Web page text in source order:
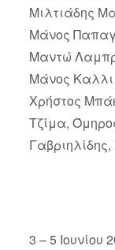
Μιλτιάδης
Μάνος
Μαντώ
Μάνος
Χρήστος
Τζίμα,
3 – 5 Ιουνίου